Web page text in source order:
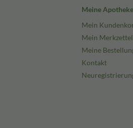
Meine Apotheke
Mein
Mein Merkzettel
Meine
Kontakt